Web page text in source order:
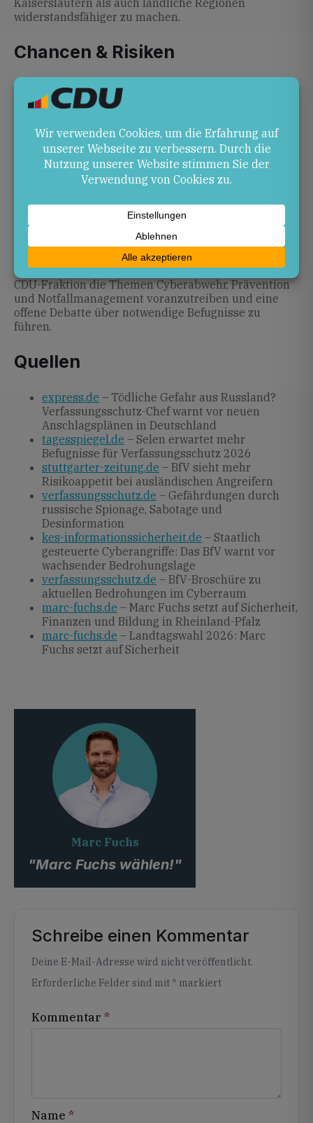
Kaiserslautern als auch ländliche Regionen
widerstandsfähiger zu machen.
Chancen & Risiken
Ein entschlossener Ausbau von Befugnissen und
Ressourcen für Verfassungsschutz und Polizei kann
besteht das Risiko, dass zu weitreichende
Maßnahmen Freiheitsrechte einschränken und ein
ausgewogenes Verhältnis zwischen Sicherheit und
Bürgerrechten gewahrt werden muss.
Ausblick
Im kommenden Landesparlament werden Vorschläge
zur Stärkung der Sicherheitsarchitektur diskutiert.
Marc Fuchs plant, hierbei als Ansprechpartner für die
CDU-Fraktion die Themen Cyberabwehr, Prävention
und Notfallmanagement voranzutreiben und eine
offene Debatte über notwendige Befugnisse zu
führen.
Quellen
express.de – Tödliche Gefahr aus Russland?
Verfassungsschutz-Chef warnt vor neuen
Anschlagsplänen in Deutschland
tagesspiegel.de – Selen erwartet mehr
Befugnisse für Verfassungsschutz 2026
stuttgarter-zeitung.de – BfV sieht mehr
Risikoappetit bei ausländischen Angreifern
verfassungsschutz.de – Gefährdungen durch
russische Spionage, Sabotage und
Desinformation
kes-informationssicherheit.de – Staatlich
gesteuerte Cyberangriffe: Das BfV warnt vor
wachsender Bedrohungslage
verfassungsschutz.de – BfV-Broschüre zu
aktuellen Bedrohungen im Cyberraum
marc-fuchs.de – Marc Fuchs setzt auf Sicherheit,
Finanzen und Bildung in Rheinland-Pfalz
marc-fuchs.de – Landtagswahl 2026: Marc
Fuchs setzt auf Sicherheit
Marc Fuchs
"Marc Fuchs wählen!"
Schreibe einen Kommentar
Deine E-Mail-Adresse wird nicht veröffentlicht.
Erforderliche Felder sind mit * markiert
Kommentar *
Name *
Alternative: